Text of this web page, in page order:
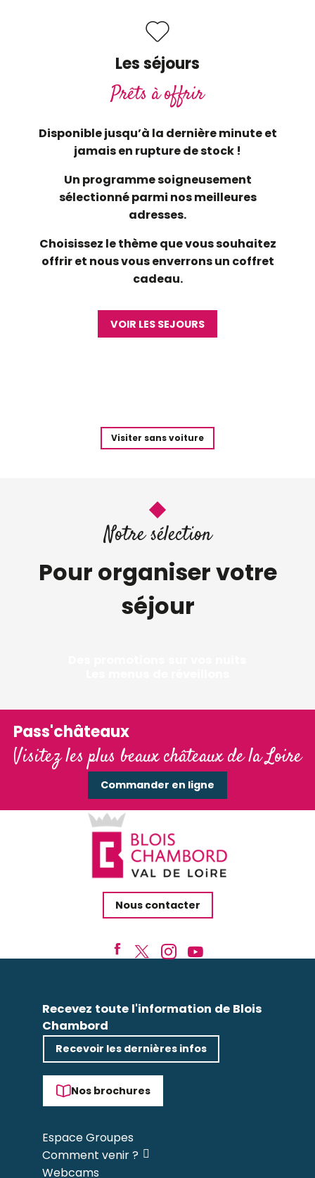
Les séjours
Prêts à offrir
Disponible jusqu’à la dernière minute et
jamais en rupture de stock !
Un programme soigneusement
sélectionné parmi nos meilleures
adresses.
Choisissez le thème que vous souhaitez
offrir et nous vous enverrons un coffret
cadeau.
VOIR LES SEJOURS
Visiter sans voiture
Notre sélection
Pour organiser votre
séjour
Pass'châteaux
Visitez les plus beaux châteaux de la Loire
Commander en ligne
Nous contacter
Recevez toute l'information de Blois
Chambord
Recevoir les dernières infos
Nos brochures
Espace Groupes
Comment venir ?
Webcams